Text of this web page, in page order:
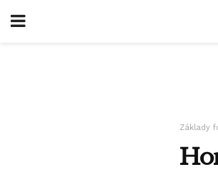
Základy